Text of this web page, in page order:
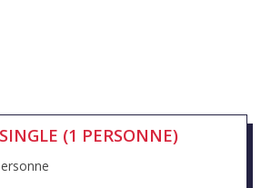
(1 PERSONNE)